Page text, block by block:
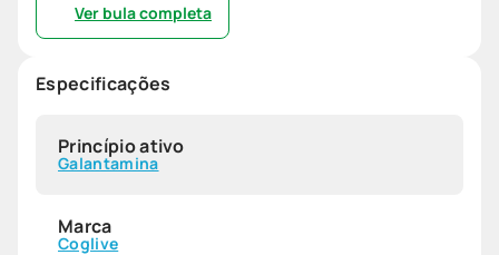
Ver bula completa
Especificações
Princípio ativo
Galantamina
Marca
Coglive